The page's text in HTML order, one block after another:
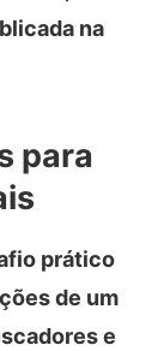
na
para
prático
de um
e